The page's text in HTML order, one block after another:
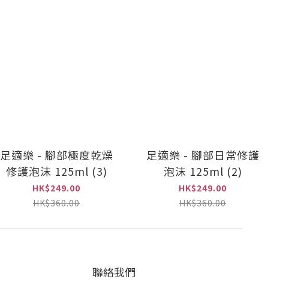
足適樂 - 腳部極度乾燥
修護泡沫 125ml (3)
HK$249.00
HK$360.00
足適樂 - 腳部日常修護
泡沫 125ml (2)
HK$249.00
HK$360.00
聯絡我們